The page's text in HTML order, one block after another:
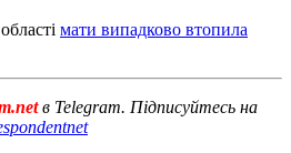
мати випадково втопила
в Telegram. Підписуйтесь на